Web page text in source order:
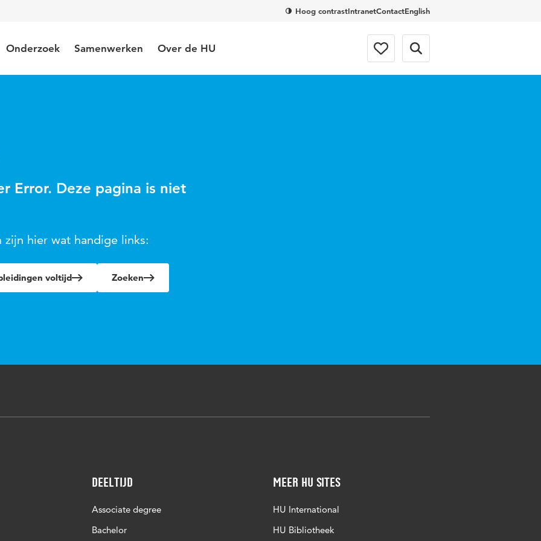
Hoog contrastIntranetContactEnglish
Onderzoek Samenwerken Over de HU
Error. Deze pagina is niet
zijn hier wat handige links:
voltijd Zoeken
Deeltijd
Associate degree
Bachelor
Meer HU sites
HU International
HU Bibliotheek